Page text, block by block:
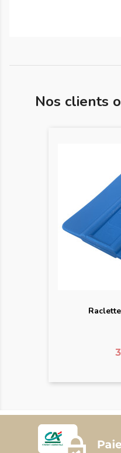
Nos clients